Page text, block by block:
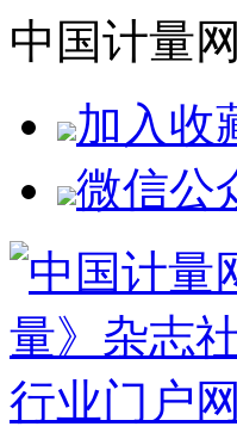
中国计量
加入收
微信公